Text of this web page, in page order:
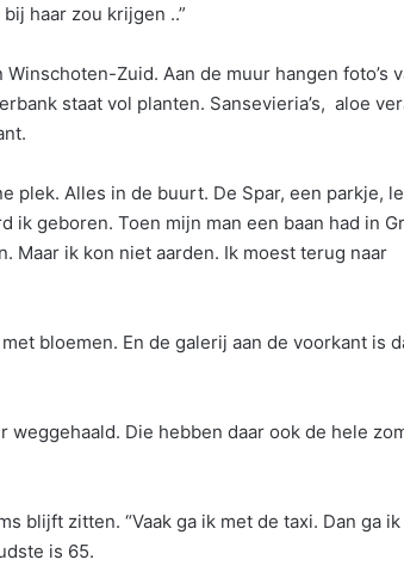
haar zou krijgen ..”
Zuid. Aan de muur hangen foto’s
staat vol planten. Sansevieria’s, aloe
plek. Alles in de buurt. De Spar, een parkje,
ik geboren. Toen mijn man een baan had in
Maar ik kon niet aarden. Ik moest terug naar
bloemen. En de galerij aan de voorkant is
Die hebben daar ook de hele
blijft zitten. “Vaak ga ik met de taxi. Dan ga
is 65.